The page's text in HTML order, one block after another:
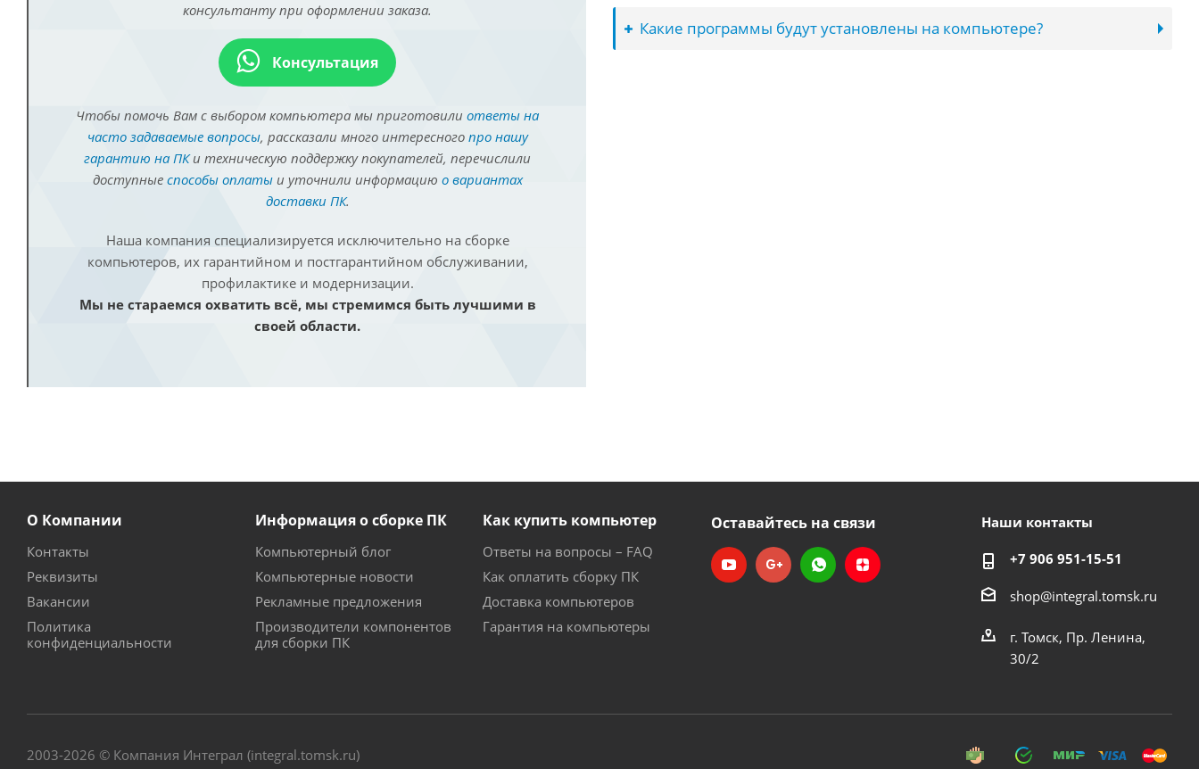
консультанту при оформлении заказа.
Консультация
Чтобы помочь Вам с выбором компьютера мы приготовили ответы на
часто задаваемые вопросы, рассказали много интересного про нашу
гарантию на ПКи техническую поддержку покупателей, перечислили
доступные способы оплатыи уточнили информацию о вариантах
доставки ПК.
Наша компания специализируется исключительно на сборке
компьютеров, их гарантийном и постгарантийном обслуживании,
профилактике и модернизации.
Мы не стараемся охватить всё, мы стремимся быть лучшими в
своей области.
Какие программы будут установлены на компьютере?
О Компании
Контакты
Реквизиты
Вакансии
Политика
конфиденциальности
Информация о сборке ПК
Компьютерный блог
Компьютерные новости
Рекламные предложения
Производители компонентов
для сборки ПК
Как купить компьютер
Ответы на вопросы – FAQ
Как оплатить сборку ПК
Доставка компьютеров
Гарантия на компьютеры
Оставайтесь на связи Наши контакты
+7 906 951-15-51
shop@integral.tomsk.ru
г. Томск, Пр. Ленина,
30/2
2003-2026 © Компания Интеграл (integral.tomsk.ru)